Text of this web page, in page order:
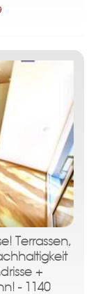
Terrassen,
+
- 1140